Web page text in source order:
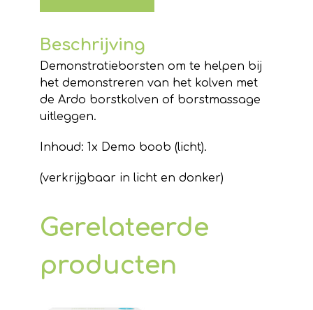
Beschrijving
Demonstratieborsten om te helpen bij
het demonstreren van het kolven met
de Ardo borstkolven of borstmassage
uitleggen.
Inhoud: 1x Demo boob (licht).
(verkrijgbaar in licht en donker)
Gerelateerde
producten